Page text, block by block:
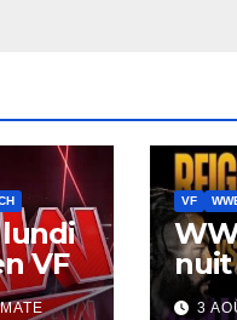
VF
VF
nuit
3